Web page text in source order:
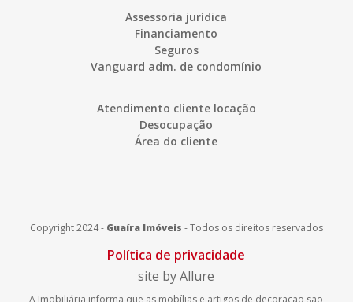
Assessoria jurídica
Financiamento
Seguros
Vanguard adm. de condomínio
Atendimento cliente locação
Desocupação
Área do cliente
Copyright 2024 - Guaíra Imóveis -Todos os direitos reservados
Política de privacidade
site by Allure
A Imobiliária informa que as mobílias e artigos de decoração são